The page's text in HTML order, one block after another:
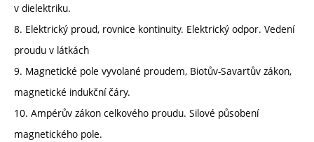
v dielektriku.
8. Elektrický proud, rovnice kontinuity. Elektrický odpor. Vedení
proudu v látkách
9. Magnetické pole vyvolané proudem, Biotův-Savartův zákon,
magnetické indukční čáry.
10. Ampérův zákon celkového proudu. Silové působení
magnetického pole.